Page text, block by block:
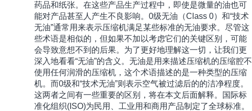
药品和纸张。在这些产品生产过程中，即使是微量的油也可
能对产品甚至人产生不良影响。0级无油（Class 0）和“技术
无油”通常用来表示压缩机满足某些标准的无油要求。尽管这
些术语是相似的，但如果不加以考虑它们的关键区别，可能
会导致意想不到的后果。为了更好地理解这一切，让我们更
深入地看看“无油”的含义。无油是用来描述压缩机的压缩腔不
使用任何润滑的压缩机，这个术语描述的是一种类型的压缩
机。而0级和“技术无油”则表示空气被过滤后的的洁净程度。
这两者之间有一些重要的区别，将在本文后面解释。国际标
准化组织(ISO)为民用、工业用和商用产品制定了全球标准。